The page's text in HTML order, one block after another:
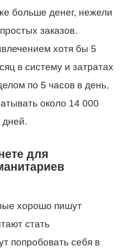
больше денег, нежели
заказов.
хотя бы 5
в систему и затратах
по 5 часов в день,
около 14 000
дней.
для
хорошо пишут
стать
попробовать себя в